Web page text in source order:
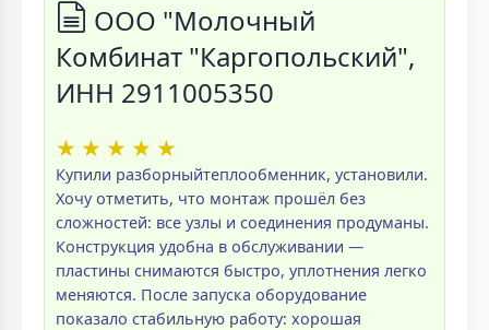
ООО "Молочный
Комбинат "Каргопольский",
ИНН 2911005350
★ ★ ★ ★ ★
Купили разборныйтеплообменник, установили.
Хочу отметить, что монтаж прошёл без
сложностей: все узлы и соединения продуманы.
Конструкция удобна в обслуживании —
пластины снимаются быстро, уплотнения легко
меняются. После запуска оборудование
показало стабильную работу: хорошая